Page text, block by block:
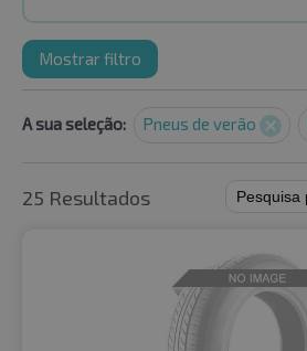
Mostrar filtro
A sua seleção: Pneus de verão
25 Resultados